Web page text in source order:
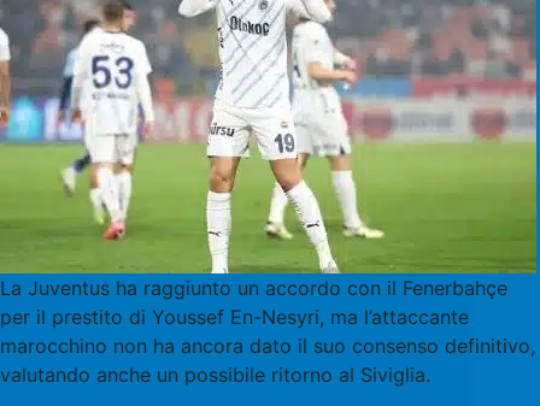
La Juventus ha raggiunto un accordo con il Fenerbahçe
per il prestito di Youssef En-Nesyri, ma l’attaccante
marocchino non ha ancora dato il suo consenso definitivo,
valutando anche un possibile ritorno al Siviglia.